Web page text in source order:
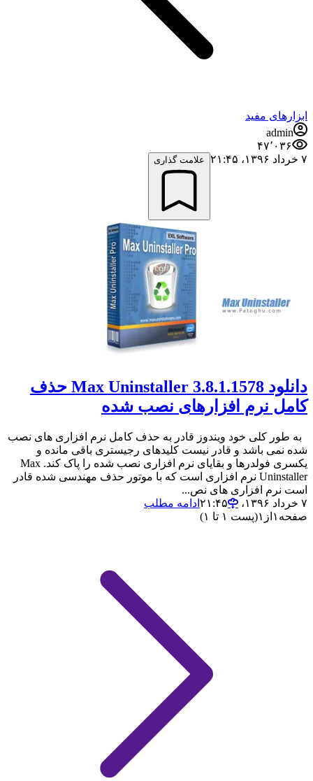
ابزارهای مفید
admin
۴۷٬۰۳۶
۷ خرداد ۱۳۹۶،‏ ۲۱:۴۵
علامت گذاری
دانلود Max Uninstaller 3.8.1.1578 حذف
کامل نرم افزارهای نصب شده
به طور کلی خود ویندوز قادر به حذف کامل نرم افزاری های نصب
شده نمی باشد و قادر نیست کلیدهای رجیستری باقی مانده و
یکسری فولدرها و بقایای نرم افزاری نصب شده را پاک کند. Max
Uninstaller نرم افزاری است که با موتور حذف مهندسی شده قادر
است نرم افزاری های نص...
۷ خرداد ۱۳۹۶،‏ ۲۱:۴۵
ادامه مطلب
صفحه ۱ از ۱(پست ۱ تا ۱)